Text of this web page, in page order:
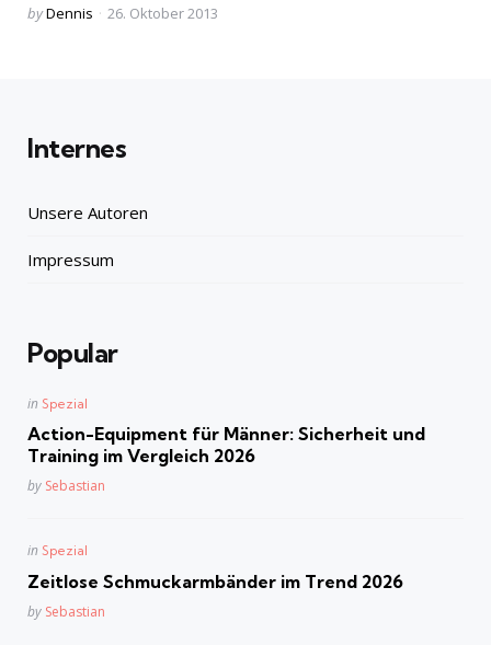
Posted
byDennis 26. Oktober 2013
Internes
Unsere Autoren
Impressum
Popular
Posted
in Spezial
Action-Equipment für Männer: Sicherheit und
Training im Vergleich 2026
Posted
by Sebastian
Posted
in Spezial
Zeitlose Schmuckarmbänder im Trend 2026
Posted
by Sebastian